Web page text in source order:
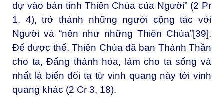
dự vào bản tính Thiên Chúa của Người” (2 Pr
1, 4), trở thành những người cộng tác với
Người và “nên như những Thiên Chúa”[39].
Để được thế, Thiên Chúa đã ban Thánh Thần
cho ta, Đấng thánh hóa, làm cho ta sống và
nhất là biến đổi ta từ vinh quang này tới vinh
quang khác (2 Cr 3, 18).